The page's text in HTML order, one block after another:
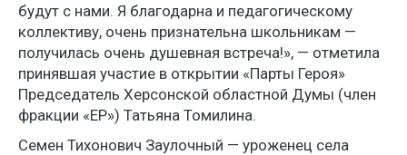
будут с нами. Я благодарна и педагогическому
коллективу, очень признательна школьникам —
получилась очень душевная встреча!», — отметила
принявшая участие в открытии «Парты Героя»
Председатель Херсонской областной Думы (член
фракции «ЕР») Татьяна Томилина.
Семен Тихонович Заулочный — уроженец села